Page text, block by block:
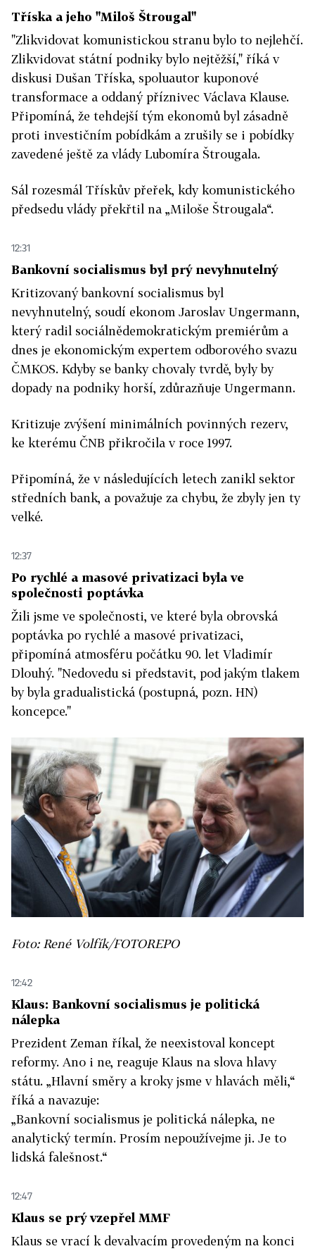
Tříska a jeho "Miloš Štrougal"
"Zlikvidovat komunistickou stranu bylo to nejlehčí.
Zlikvidovat státní podniky bylo nejtěžší," říká v
diskusi Dušan Tříska, spoluautor kuponové
transformace a oddaný příznivec Václava Klause.
Připomíná, že tehdejší tým ekonomů byl zásadně
proti investičním pobídkám a zrušily se i pobídky
zavedené ještě za vlády Lubomíra Štrougala.
Sál rozesmál Třískův přeřek, kdy komunistického
předsedu vlády překřtil na „Miloše Štrougala“.
12:31
Bankovní socialismus byl prý nevyhnutelný
Kritizovaný bankovní socialismus byl
nevyhnutelný, soudí ekonom Jaroslav Ungermann,
který radil sociálnědemokratickým premiérům a
dnes je ekonomickým expertem odborového svazu
ČMKOS. Kdyby se banky chovaly tvrdě, byly by
dopady na podniky horší, zdůrazňuje Ungermann.
Kritizuje zvýšení minimálních povinných rezerv,
ke kterému ČNB přikročila v roce 1997.
Připomíná, že v následujících letech zanikl sektor
středních bank, a považuje za chybu, že zbyly jen ty
velké.
12:37
Po rychlé a masové privatizaci byla ve
společnosti poptávka
Žili jsme ve společnosti, ve které byla obrovská
poptávka po rychlé a masové privatizaci,
připomíná atmosféru počátku 90. let Vladimír
Dlouhý. "Nedovedu si představit, pod jakým tlakem
by byla gradualistická (postupná, pozn. HN)
koncepce."
Foto: René Volfík/FOTOREPO
12:42
Klaus: Bankovní socialismus je politická
nálepka
Prezident Zeman říkal, že neexistoval koncept
reformy. Ano i ne, reaguje Klaus na slova hlavy
státu. „Hlavní směry a kroky jsme v hlavách měli,“
říká a navazuje:
„Bankovní socialismus je politická nálepka, ne
analytický termín. Prosím nepoužívejme ji. Je to
lidská falešnost.“
12:47
Klaus se prý vzepřel MMF
Klaus se vrací k devalvacím provedeným na konci